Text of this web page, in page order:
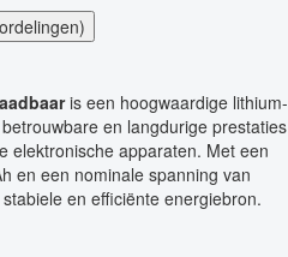
is een hoogwaardige lithium-
en langdurige prestaties
elektronische apparaten. Met een
en een nominale spanning van
en efficiënte energiebron.